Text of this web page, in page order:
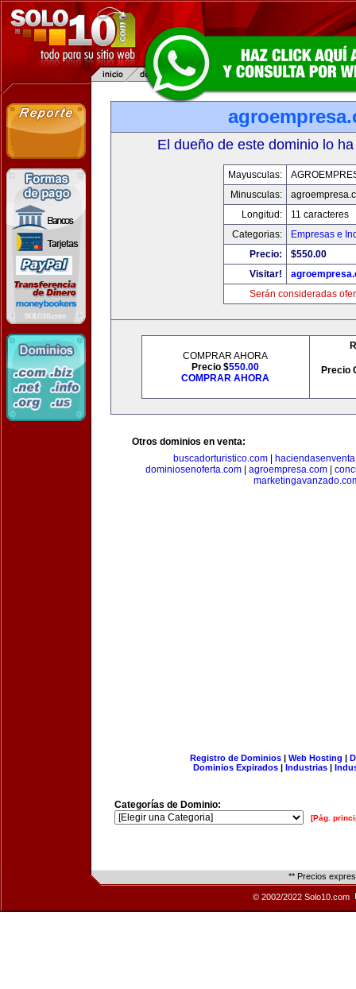
El dueño de este dominio lo
Mayusculas:
Minusculas:
Longitud:
11 caracteres
Categorias:
Empresas e
Precio:
$550.00
Visitar!
Serán consideradas
COMPRAR AHORA
Precio $550.00
COMPRAR AHORA
Precio
Otros dominios en venta:
buscadorturistico.com|
dominiosenoferta.com| agroempresa.com|
Registro de Dominios| Web Hosting |
Dominios Expirados | Industrias |
Categorías de Dominio:
[Pág.
** Precios
© 2002/2022 Solo10.com